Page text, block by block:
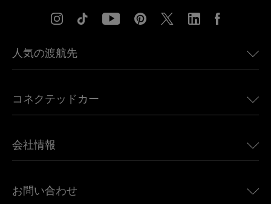
人気の渡航先
ヨーロッパ向けeSIM
カナダ向けeSIM
アフリカ向けeSIM
コネクテッドカー
Land Rover向けUbigi
Jeep向けUbigi
会社情報
Ubigi関連プレス
お問い合わせ